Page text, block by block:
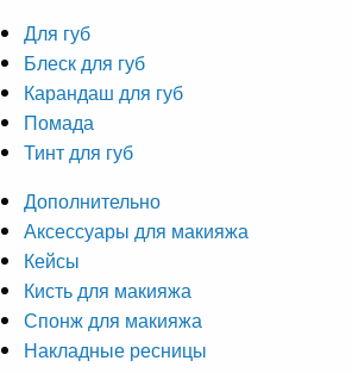
Для губ
Блеск для губ
Карандаш для губ
Помада
Тинт для губ
Дополнительно
Аксессуары для макияжа
Кейсы
Кисть для макияжа
Спонж для макияжа
Накладные ресницы